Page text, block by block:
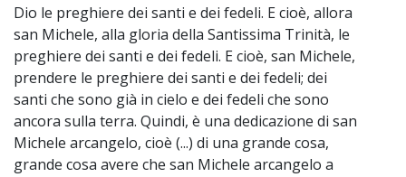
Dio le preghiere dei santi e dei fedeli. E cioè, allora
san Michele, alla gloria della Santissima Trinità, le
preghiere dei santi e dei fedeli. E cioè, san Michele,
prendere le preghiere dei santi e dei fedeli; dei
santi che sono già in cielo e dei fedeli che sono
ancora sulla terra. Quindi, è una dedicazione di san
Michele arcangelo, cioè (...) di una grande cosa,
grande cosa avere che san Michele arcangelo a